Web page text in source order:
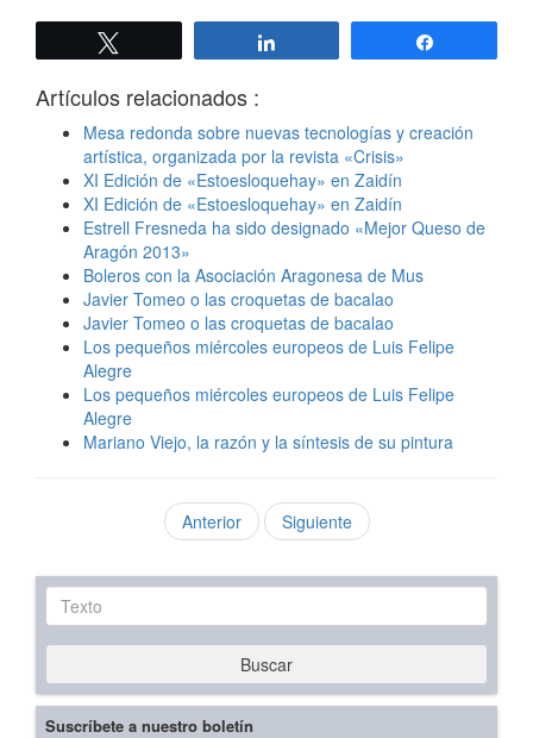
Artículos relacionados :
Mesa redonda sobre nuevas tecnologías y creación
artística, organizada por la revista «Crisis»
XI Edición de «Estoesloquehay» en Zaidín
XI Edición de «Estoesloquehay» en Zaidín
Estrell Fresneda ha sido designado «Mejor Queso de
Aragón 2013»
Boleros con la Asociación Aragonesa de Mus
Javier Tomeo o las croquetas de bacalao
Javier Tomeo o las croquetas de bacalao
Los pequeños miércoles europeos de Luis Felipe
Alegre
Los pequeños miércoles europeos de Luis Felipe
Alegre
Mariano Viejo, la razón y la síntesis de su pintura
Anterior Siguiente
Texto
Buscar
Suscríbete a nuestro boletín